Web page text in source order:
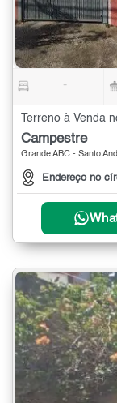
-
Terreno à Venda
Campestre
Grande ABC - Santo
Endereço no